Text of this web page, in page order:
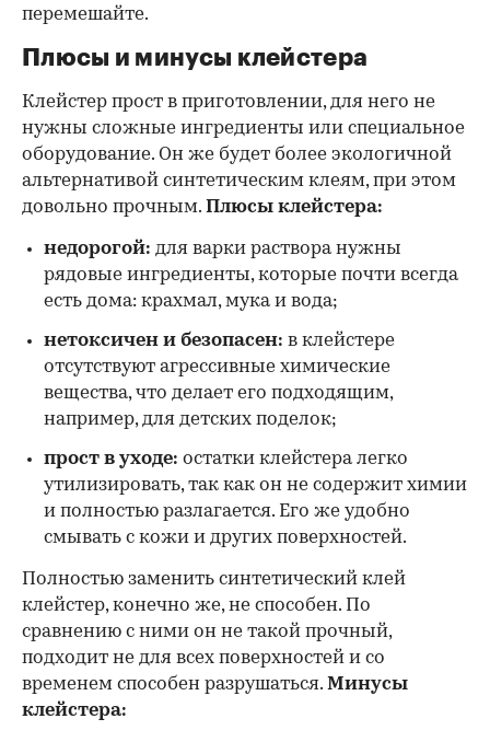
перемешайте.
Плюсы и минусы клейстера
Клейстер прост в приготовлении, для него не
нужны сложные ингредиенты или специальное
оборудование. Он же будет более экологичной
альтернативой синтетическим клеям, при этом
довольно прочным. Плюсы клейстера:
недорогой: для варки раствора нужны
рядовые ингредиенты, которые почти всегда
есть дома: крахмал, мука и вода;
нетоксичен и безопасен: в клейстере
отсутствуют агрессивные химические
вещества, что делает его подходящим,
например, для детских поделок;
прост в уходе: остатки клейстера легко
утилизировать, так как он не содержит химии
и полностью разлагается. Его же удобно
смывать с кожи и других поверхностей.
Полностью заменить синтетический клей
клейстер, конечно же, не способен. По
сравнению с ними он не такой прочный,
подходит не для всех поверхностей и со
временем способен разрушаться. Минусы
клейстера: